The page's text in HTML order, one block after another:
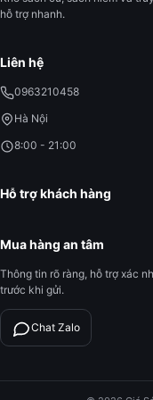
hỗ trợ nhanh.
Liên hệ
0963210458
Hà Nội
8:00 - 21:00
Hỗ trợ khách hàng
Mua hàng an tâm
Thông tin rõ ràng, hỗ trợ xác
trước khi gửi.
Chat Zalo